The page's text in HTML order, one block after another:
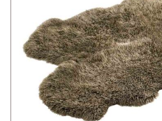
bildgalleriet